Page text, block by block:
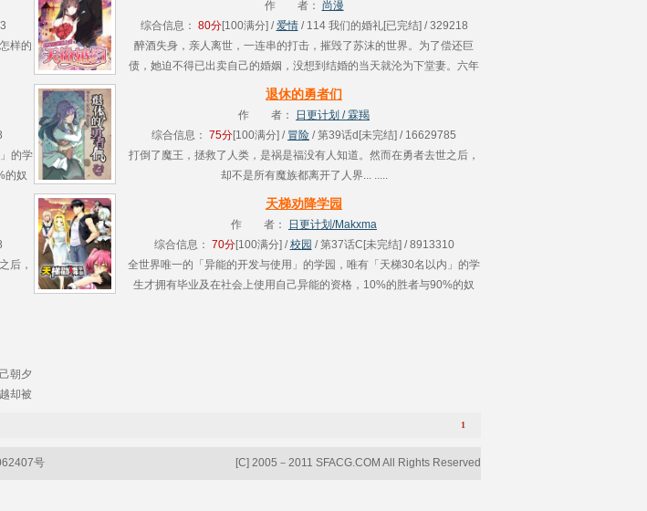
样的
作 者： 尚漫
综合信息： 80分[100满分] /爱情/ 114 我们的婚礼[已完结] / 329218
醉酒失身，亲人离世，一连串的打击，摧毁了苏沫的世界。为了偿还巨
债，她迫不得已出卖自己的婚姻，没想到结婚的当天就沦为下堂妻。六年
的时间过去了，命运兜兜转转，让她又再一次落到他手中。禽兽BOSS
的学
的奴
退休的勇者们
作 者：
日更计划 / 霖羯
综合信息： 75分[100满分] / 冒险 / 第39话d[未完结] / 16629785
打倒了魔王，拯救了人类，是祸是福没有人知道。然而在勇者去世之后，
却不是所有魔族都离开了人界... .....
后，
天梯劝降学园
作 者：
日更计划/Makxma
综合信息： 70分[100满分] /校园 / 第37话C[未完结] / 8913310
全世界唯一的「异能的开发与使用」的学园，唯有「天梯30名以内」的学
生才拥有毕业及在社会上使用自己异能的资格，10%的胜者与90%的奴
朝夕
却被
1
号 [C] 2005－2011 SFACG.COM All Rights Reserved